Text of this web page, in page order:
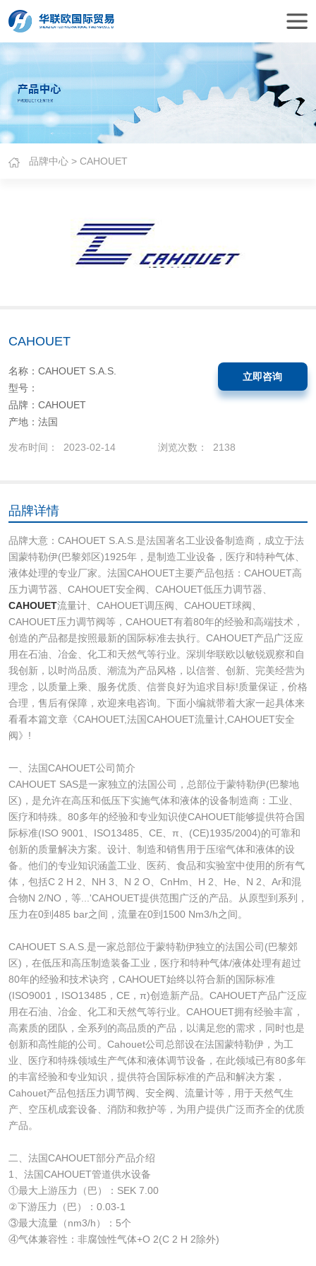
品牌中心 > CAHOUET
CAHOUET
名称：CAHOUET S.A.S.
型号：
品牌：CAHOUET
产地：法国
立即咨询
发布时间： 2023-02-14 浏览次数： 2138
品牌详情
品牌大意：CAHOUET S.A.S.是法国著名工业设备制造商，成立于法
国蒙特勒伊(巴黎郊区)1925年，是制造工业设备，医疗和特种气体、
液体处理的专业厂家。法国CAHOUET主要产品包括：CAHOUET高
压力调节器、CAHOUET安全阀、CAHOUET低压力调节器、
CAHOUET流量计、CAHOUET调压阀、CAHOUET球阀、
CAHOUET压力调节阀等，CAHOUET有着80年的经验和高端技术，
创造的产品都是按照最新的国际标准去执行。CAHOUET产品广泛应
用在石油、冶金、化工和天然气等行业。深圳华联欧以敏锐观察和自
我创新，以时尚品质、潮流为产品风格，以信誉、创新、完美经营为
理念，以质量上乘、服务优质、信誉良好为追求目标!质量保证，价格
合理，售后有保障，欢迎来电咨询。下面小编就带着大家一起具体来
看看本篇文章《CAHOUET,法国CAHOUET流量计,CAHOUET安全
阀》!
一、法国CAHOUET公司简介
CAHOUET SAS是一家独立的法国公司，总部位于蒙特勒伊(巴黎地
区)，是允许在高压和低压下实施气体和液体的设备制造商：工业、
医疗和特殊。80多年的经验和专业知识使CAHOUET能够提供符合国
际标准(ISO 9001、ISO13485、CE、π、(CE)1935/2004)的可靠和
创新的质量解决方案。设计、制造和销售用于压缩气体和液体的设
备。他们的专业知识涵盖工业、医药、食品和实验室中使用的所有气
体，包括C 2 H 2、NH 3、N 2 O、CnHm、H 2、He、N 2、Ar和混
合物N 2/NO，等...'CAHOUET提供范围广泛的产品。从原型到系列，
压力在0到485 bar之间，流量在0到1500 Nm3/h之间。
CAHOUET S.A.S.是一家总部位于蒙特勒伊独立的法国公司(巴黎郊
区)，在低压和高压制造装备工业，医疗和特种气体/液体处理有超过
80年的经验和技术诀窍，CAHOUET始终以符合新的国际标准
(ISO9001，ISO13485，CE，π)创造新产品。CAHOUET产品广泛应
用在石油、冶金、化工和天然气等行业。CAHOUET拥有经验丰富，
高素质的团队，全系列的高品质的产品，以满足您的需求，同时也是
创新和高性能的公司。Cahouet公司总部设在法国蒙特勒伊，为工
业、医疗和特殊领域生产气体和液体调节设备，在此领域已有80多年
的丰富经验和专业知识，提供符合国际标准的产品和解决方案，
Cahouet产品包括压力调节阀、安全阀、流量计等，用于天然气生
产、空压机成套设备、消防和救护等，为用户提供广泛而齐全的优质
产品。
二、法国CAHOUET部分产品介绍
1、法国CAHOUET管道供水设备
①最大上游压力（巴）：SEK 7.00
②下游压力（巴）：0.03-1
③最大流量（nm3/h）：5个
④气体兼容性：非腐蚀性气体+O 2(C 2 H 2除外)